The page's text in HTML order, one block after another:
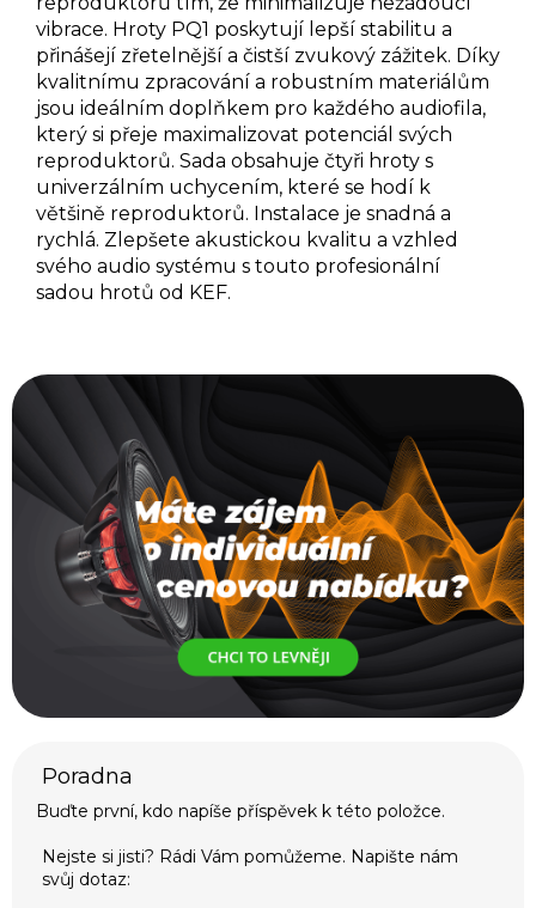
vibrace. Hroty PQ1 poskytují lepší stabilitu a
přinášejí zřetelnější a čistší zvukový zážitek. Díky
kvalitnímu zpracování a robustním materiálům
jsou ideálním doplňkem pro každého audiofila,
který si přeje maximalizovat potenciál svých
reproduktorů. Sada obsahuje čtyři hroty s
univerzálním uchycením, které se hodí k
většině reproduktorů. Instalace je snadná a
rychlá. Zlepšete akustickou kvalitu a vzhled
svého audio systému s touto profesionální
sadou hrotů od KEF.
Buďte první, kdo napíše příspěvek k této položce.